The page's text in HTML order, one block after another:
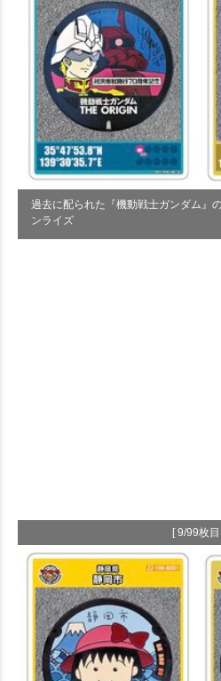
過去に配られた『機動戦士ガンダム』
ンライズ
[ 9/99枚